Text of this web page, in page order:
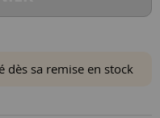
sa remise en stock